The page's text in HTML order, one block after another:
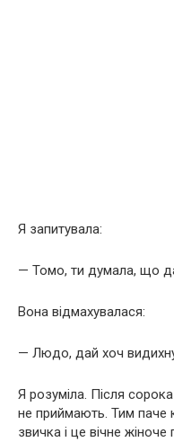
Я запитувала:
— Томо, ти думала, що
Вона відмахувалася:
— Людо, дай хоч
Я розуміла. Після
не приймають. Тим паче
звичка і це вічне жіноче